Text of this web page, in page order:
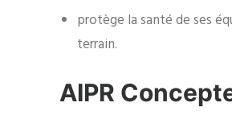
protège la santé de ses
terrain.
AIPR